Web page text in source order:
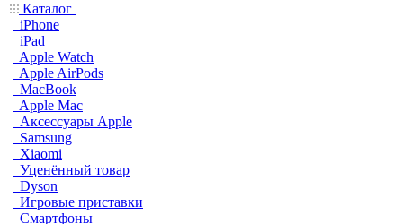
Каталог
iPhone
iPad
Apple Watch
Apple AirPods
MacBook
Apple Mac
Аксессуары Apple
Samsung
Xiaomi
Уценённый товар
Dyson
Игровые приставки
Смартфоны